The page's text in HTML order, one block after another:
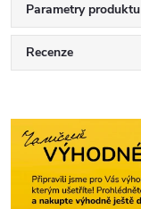
Parametry produktu
Recenze